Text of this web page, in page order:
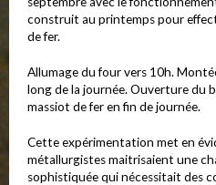
construit au printemps pour
de fer.
Allumage du four vers 10h.
long de la journée. Ouverture du
massiot de fer en fin de journée.
Cette expérimentation met en
métallurgistes maitrisaient une
sophistiquée qui nécessitait des